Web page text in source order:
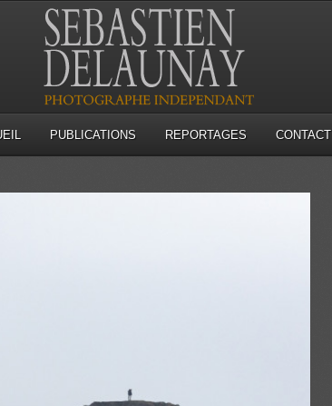
PUBLICATIONS REPORTAGES CONTACT